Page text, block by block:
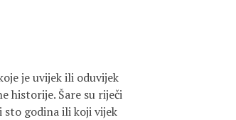
je uvijek ili oduvijek
historije. Šare su riječi
sto godina ili koji vijek